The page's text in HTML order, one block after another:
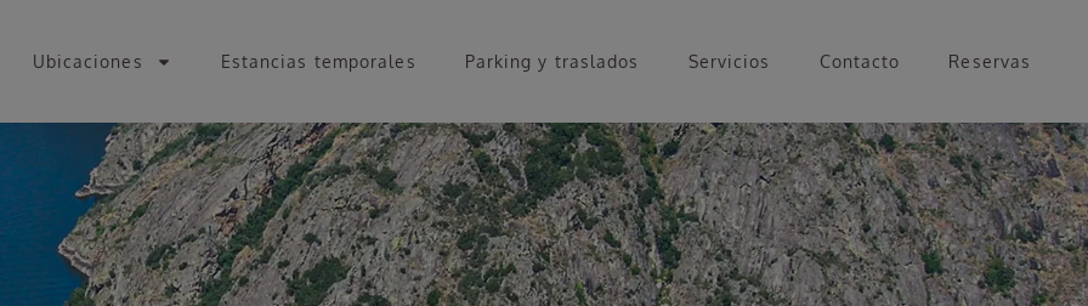
Ubicaciones Estancias temporales Parking y traslados Servicios Contacto Reservas